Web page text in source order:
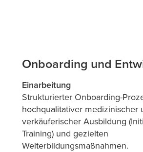
Onboarding und
Einarbeitung
Strukturierter Onboarding-
hochqualitativer medizinischer
verkäuferischer Ausbildung
Training) und gezielten
Weiterbildungsmaßnahmen.